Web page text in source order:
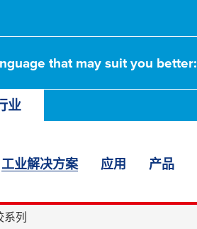
that may suit you better:
业
工业解决方案 应用 产品
列